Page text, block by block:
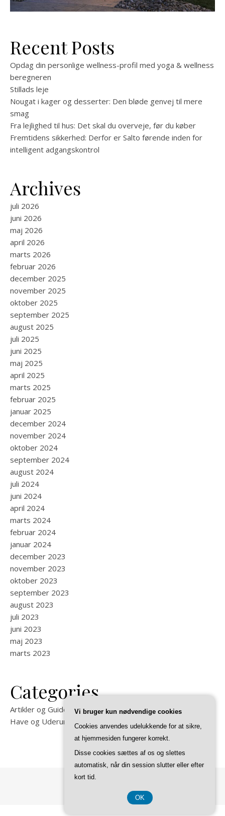
Recent Posts
Opdag din personlige wellness-profil med yoga & wellness
beregneren
Stillads leje
Nougat i kager og desserter: Den bløde genvej til mere
smag
Fra lejlighed til hus: Det skal du overveje, før du køber
Fremtidens sikkerhed: Derfor er Salto førende inden for
intelligent adgangskontrol
Archives
juli 2026
juni 2026
maj 2026
april 2026
marts 2026
februar 2026
december 2025
november 2025
oktober 2025
september 2025
august 2025
juli 2025
juni 2025
maj 2025
april 2025
marts 2025
februar 2025
januar 2025
december 2024
november 2024
oktober 2024
september 2024
august 2024
juli 2024
juni 2024
april 2024
marts 2024
februar 2024
januar 2024
december 2023
november 2023
oktober 2023
september 2023
august 2023
juli 2023
juni 2023
maj 2023
marts 2023
Categories
Artikler og Guides på Felixma
Have og Uderum
Vi bruger kun nødvendige cookies
Cookies anvendes udelukkende for at sikre,
at hjemmesiden fungerer korrekt.
Disse cookies sættes af os og slettes
automatisk, når din session slutter eller efter
kort tid.
OK